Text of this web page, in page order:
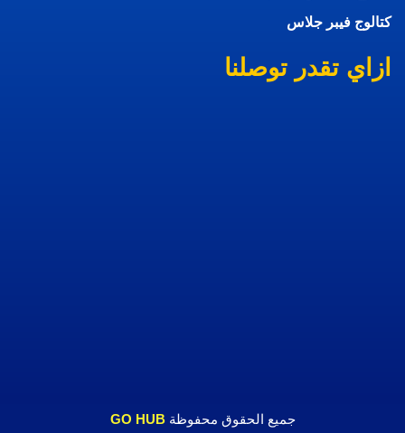
كتالوج فيبر جلاس
ازاي تقدر توصلنا
جميع الحقوق محفوظةGO HUB